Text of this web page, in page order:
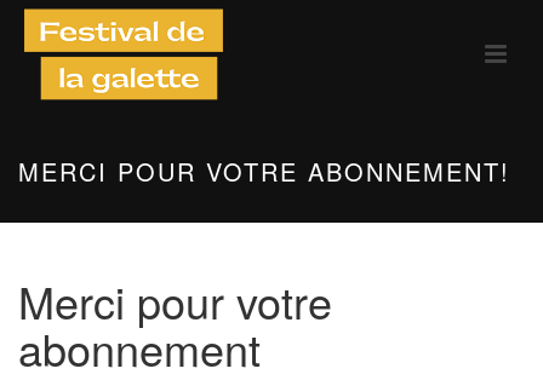
MERCI POUR VOTRE ABONNEMENT!
Merci pour votre
abonnement